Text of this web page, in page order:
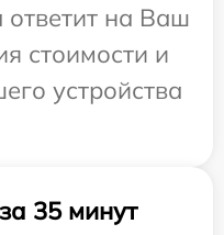
ответит на Ваш
стоимости и
устройства
35 минут